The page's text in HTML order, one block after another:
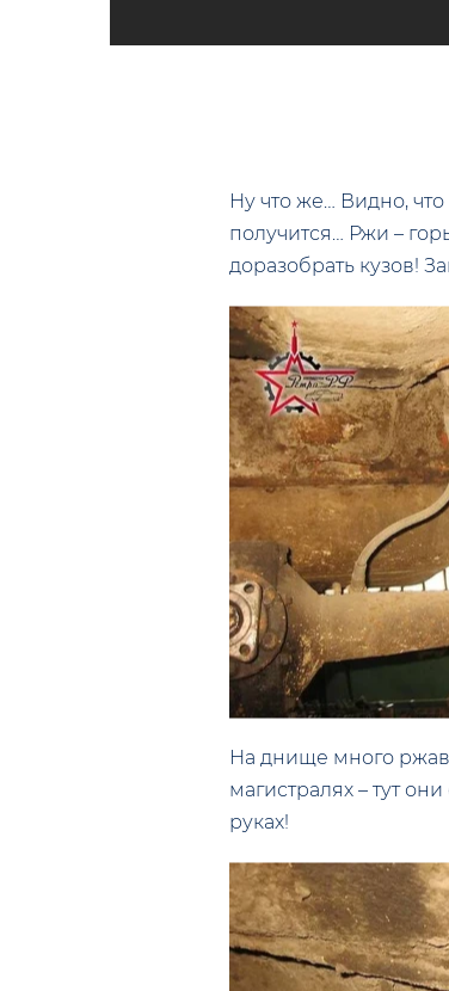
Ну что же… Видно,
получится… Ржи –
доразобрать кузов!
На днище много
магистралях – тут
руках!